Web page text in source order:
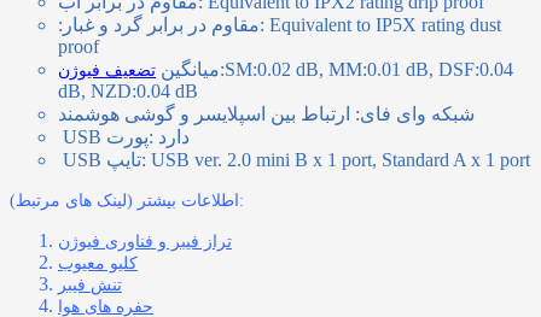
مقاوم در برابر گرد و غبار:: Equivalent to IP5X rating dust
proof
میانگین تضعیف فیوژن :SM:0.02 dB, MM:0.01 dB, DSF:0.04
dB, NZD:0.04 dB
شبکه وای فای: ارتباط بین اسپلایسر و گوشی هوشمند
پورت USB : دارد
تایپ USB: USB ver. 2.0 mini B x 1 port, Standard A x 1 port
اطلاعات بیشتر (لینک های مرتبط):
تراز فیبر و فناوری فیوژن
کلیو معیوب
تنش فیبر
حفره‌ های هوا